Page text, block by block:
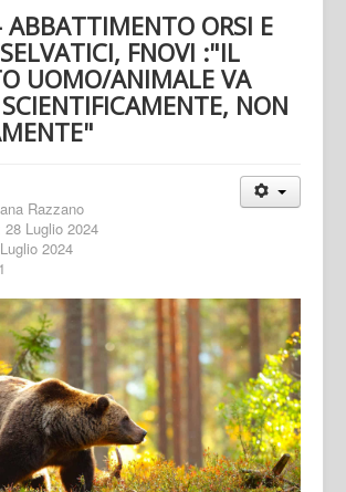
ABBATTIMENTO ORSI E
FNOVI :"IL
UOMO/ANIMALE VA
NON
Razzano
Luglio 2024
2024